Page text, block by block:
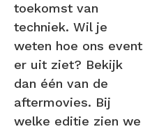
toekomst van
techniek. Wil je
weten hoe ons event
er uit ziet? Bekijk
dan één van de
aftermovies. Bij
welke editie zien we